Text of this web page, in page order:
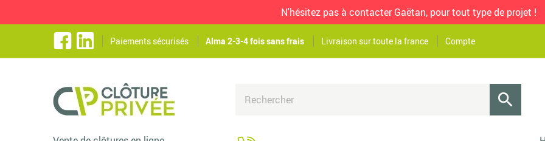
N'hésitez pas à contacter Gaëtan, pour tout type de projet !
Paiements sécurisés Alma 2-3-4 fois sans frais Livraison sur toute la france Compte
